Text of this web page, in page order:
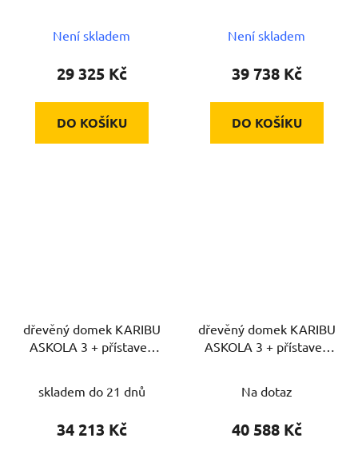
Není skladem
29 325 Kč
DO KOŠÍKU
Není skladem
39 738 Kč
DO KOŠÍKU
dřevěný domek KARIBU
ASKOLA 3 + přístavek
skladem do 21 dnů
34 213 Kč
dřevěný domek KARIBU
ASKOLA 3 + přístavek
Na dotaz
40 588 Kč